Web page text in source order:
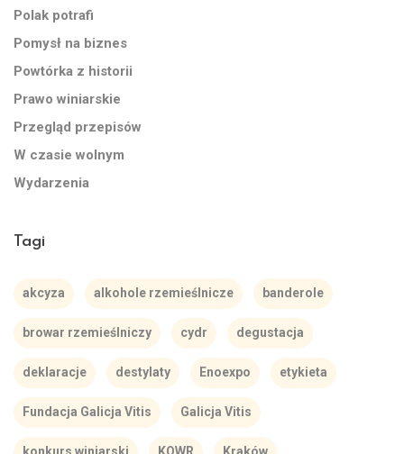
Polak potrafi
Pomysł na biznes
Powtórka z historii
Prawo winiarskie
Przegląd przepisów
W czasie wolnym
Wydarzenia
Tagi
akcyza alkohole rzemieślnicze banderole
browar rzemieślniczy cydr degustacja
deklaracje destylaty Enoexpo etykieta
Fundacja Galicja Vitis Galicja Vitis